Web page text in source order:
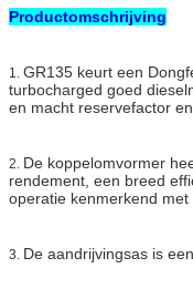
Productomschrijving
1. GR135 keurt een
turbocharged goed
en macht reservefactor
2. De koppelomvormer
rendement, een breed
operatie kenmerkend met
3. De aandrijvingsas is